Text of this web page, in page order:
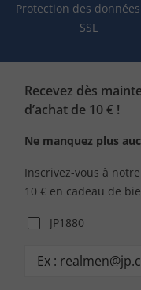
Protection des
SSL
Recevez dès
d’achat de 10 € !
Ne manquez plus
Inscrivez-vous à
10 € en cadeau de
JP1880